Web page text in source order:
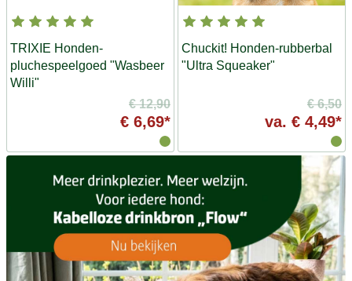
TRIXIE Honden-
pluchespeelgoed "Wasbeer
Willi"
€ 12,90
€ 6,69*
Chuckit! Honden-rubberbal
"Ultra Squeaker"
€ 6,50
va. € 4,49*